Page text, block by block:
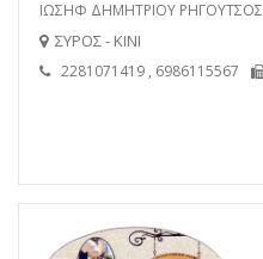
ΙΩΣΗΦ ΔΗΜΗΤΡΙΟΥ ΡΗΓΟΥΤΣΟΣ
ΣΥΡΟΣ - ΚΙΝΙ
2281071419 , 6986115567